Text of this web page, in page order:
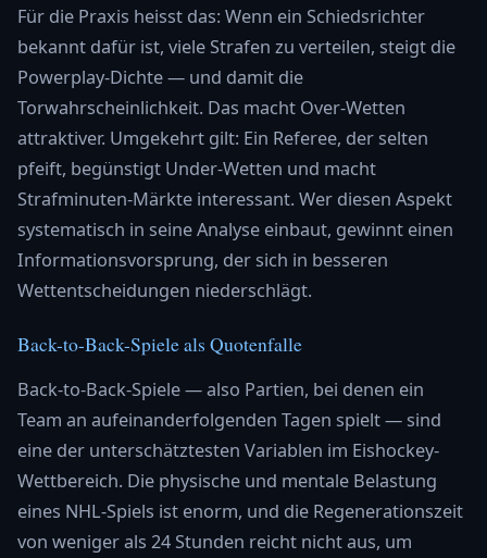
Für die Praxis heisst das: Wenn ein Schiedsrichter
bekannt dafür ist, viele Strafen zu verteilen, steigt die
Powerplay-Dichte — und damit die
Torwahrscheinlichkeit. Das macht Over-Wetten
attraktiver. Umgekehrt gilt: Ein Referee, der selten
pfeift, begünstigt Under-Wetten und macht
Strafminuten-Märkte interessant. Wer diesen Aspekt
systematisch in seine Analyse einbaut, gewinnt einen
Informationsvorsprung, der sich in besseren
Wettentscheidungen niederschlägt.
Back-to-Back-Spiele als Quotenfalle
Back-to-Back-Spiele — also Partien, bei denen ein
Team an aufeinanderfolgenden Tagen spielt — sind
eine der unterschätztesten Variablen im Eishockey-
Wettbereich. Die physische und mentale Belastung
eines NHL-Spiels ist enorm, und die Regenerationszeit
von weniger als 24 Stunden reicht nicht aus, um